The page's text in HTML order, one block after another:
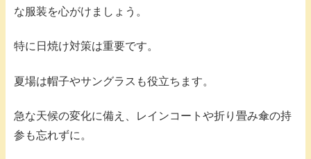
な服装を心がけましょう。
特に日焼け対策は重要です。
夏場は帽子やサングラスも役立ちます。
急な天候の変化に備え、レインコートや折り畳み傘の持
参も忘れずに。